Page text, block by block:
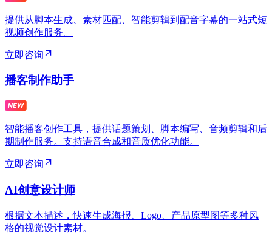
提供从脚本生成、素材匹配、智能剪辑到配音字幕的一站式短
视频创作服务。
立即咨询
播客制作助手
智能播客创作工具，提供话题策划、脚本编写、音频剪辑和后
期制作服务。支持语音合成和音质优化功能。
立即咨询
AI创意设计师
根据文本描述，快速生成海报、Logo、产品原型图等多种风
格的视觉设计素材。